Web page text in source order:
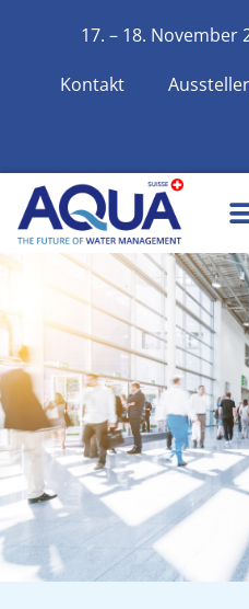
17. – 18. November
Kontakt